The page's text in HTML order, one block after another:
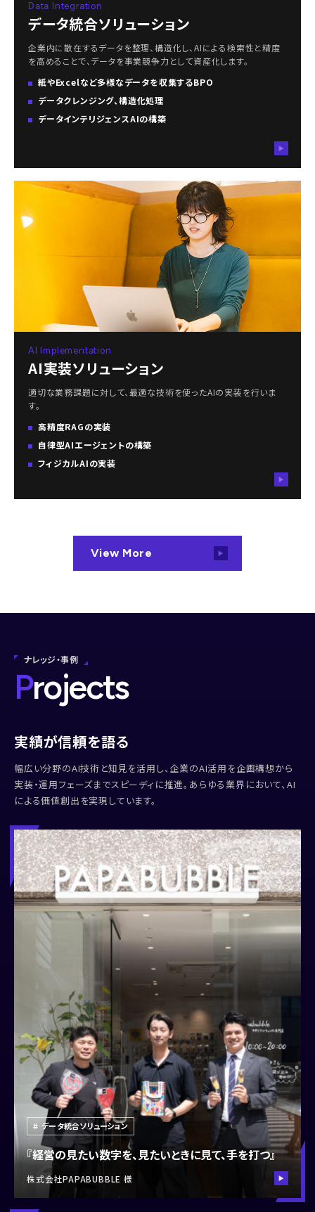
Data Integration
データ統合ソリューション
企業内に散在するデータを整理、構造化し、AIによる検索性と精度
を高めることで、データを事業競争力として資産化します。
紙やExcelなど多様なデータを収集するBPO
データクレンジング、構造化処理
データインテリジェンスAIの構築
AI Implementation
AI実装ソリューション
適切な業務課題に対して、最適な技術を使ったAIの実装を行いま
す。
高精度RAGの実装
自律型AIエージェントの構築
フィジカルAIの実装
View More
ナレッジ・事例
Projects
実績が信頼を語る
幅広い分野のAI技術と知見を活用し、企業のAI活用を企画構想から
実装・運用フェーズまでスピーディに推進。あらゆる業界において、AI
による価値創出を実現しています。
データ統合ソリューション
『経営の見たい数字を、見たいときに見て、手を打つ』
株式会社PAPABUBBLE 様